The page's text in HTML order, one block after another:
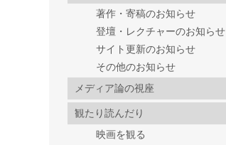
著作・寄稿のお知らせ
登壇・レクチャーのお知らせ
サイト更新のお知らせ
その他のお知らせ
メディア論の視座
観たり読んだり
映画を観る